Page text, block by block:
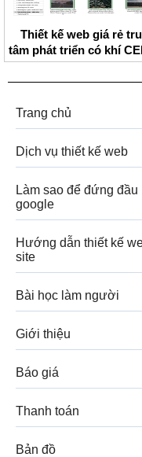
Thiết kế web giá rẻ
tâm phát triển có khí
Trang chủ
Dịch vụ thiết kế web
Làm sao để đứng đầu
google
Hướng dẫn thiết kế
site
Bài học làm người
Giới thiệu
Báo giá
Thanh toán
Bản đồ